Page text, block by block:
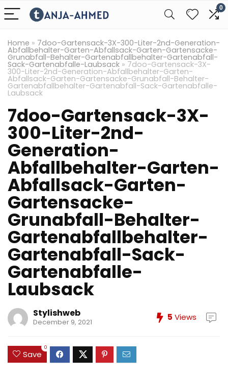
0
Home » 7doo-Gartensack-3X-300-Liter-2nd-Generation-
Abfallbehalter-Garten-Abfallsack-Garten-Gartensacke-
Grunabfall-Behalter-Gartenabfallbehalter-Gartenabfall-
Sack-Gartenabfalle-Laubsack » 7doo-Gartensack-3X-
300-Liter-2nd-Generation-Abfallbehalter-Garten-
Abfallsack-Garten-Gartensacke-Grunabfall-Behalter-
Gartenabfallbehalter-Gartenabfall-Sack-Gartenabfalle-
Laubsack
7doo-Gartensack-3X-
300-Liter-2nd-
Generation-
Abfallbehalter-Garten-
Abfallsack-Garten-
Gartensacke-
Grunabfall-Behalter-
Gartenabfallbehalter-
Gartenabfall-Sack-
Gartenabfalle-
Laubsack
Stylishweb
December 9, 2021 5 Views
Save
0